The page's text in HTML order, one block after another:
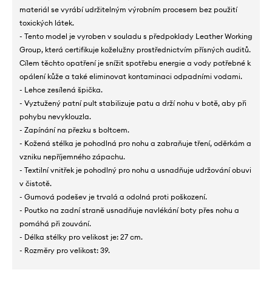
materiál se vyrábí udržitelným výrobním procesem bez použití
toxických látek.
- Tento model je vyroben v souladu s předpoklady Leather Working
Group, která certifikuje koželužny prostřednictvím přísných auditů.
Cílem těchto opatření je snížit spotřebu energie a vody potřebné k
opálení kůže a také eliminovat kontaminaci odpadními vodami.
- Lehce zesílená špička.
- Vyztužený patní pult stabilizuje patu a drží nohu v botě, aby při
pohybu nevyklouzla.
- Zapínání na přezku s boltcem.
- Kožená stélka je pohodlná pro nohu a zabraňuje tření, oděrkám a
vzniku nepříjemného zápachu.
- Textilní vnitřek je pohodlný pro nohu a usnadňuje udržování obuvi
v čistotě.
- Gumová podešev je trvalá a odolná proti poškození.
- Poutko na zadní straně usnadňuje navlékání boty přes nohu a
pomáhá při zouvání.
- Délka stélky pro velikost je: 27 cm.
- Rozměry pro velikost: 39.